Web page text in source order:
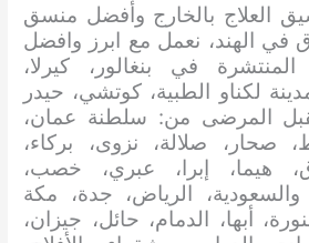
العلاج بالخارج وأفضل منسق
الهند، نعمل مع ابرز وافضل
في بنغالور، كيرلا،
لكناو الطبية، كوتشي، حيدر
المرضى من: سلطنة عمان،
صحار، صلالة، نزوى، بركاء،
هيما، إبرا، عبري، خصب،
والسعودية، الرياض، جدة، مكة
أبها، الدمام، حائل، جيزان،